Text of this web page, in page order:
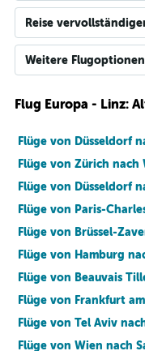
Reise
Weitere Flugoptionen
Flug Europa - Linz:
Flüge von Düsseldorf
Flüge von Zürich nach
Flüge von Düsseldorf
Flüge von Paris-
Flüge von Brüssel-
Flüge von Hamburg
Flüge von Beauvais
Flüge von Frankfurt
Flüge von Tel Aviv
Flüge von Wien nach